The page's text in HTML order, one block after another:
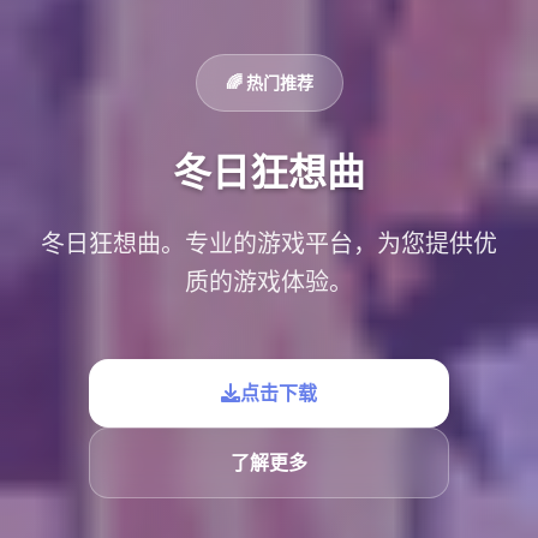
🌈 热门推荐
冬日狂想曲
冬日狂想曲。专业的游戏平台，为您提供优
质的游戏体验。
点击下载
了解更多